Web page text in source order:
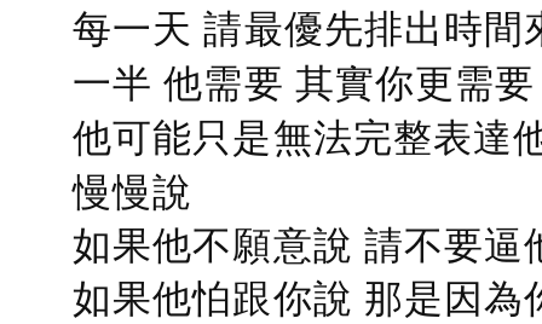
每一天 請最優先排出時
一半 他需要 其實你更需要
他可能只是無法完整表達
慢慢說
如果他不願意說 請不要逼
如果他怕跟你說 那是因